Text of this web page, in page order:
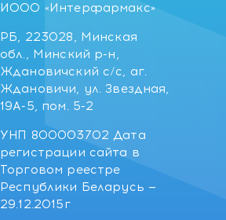
ИООО «Интерфармакс»
РБ, 223028, Минская
обл., Минский р-н,
Ждановичский с/с, аг.
Ждановичи, ул. Звездная,
19А-5, пом. 5-2
УНП 800003702 Дата
регистрации сайта в
Торговом реестре
Республики Беларусь —
29.12.2015г